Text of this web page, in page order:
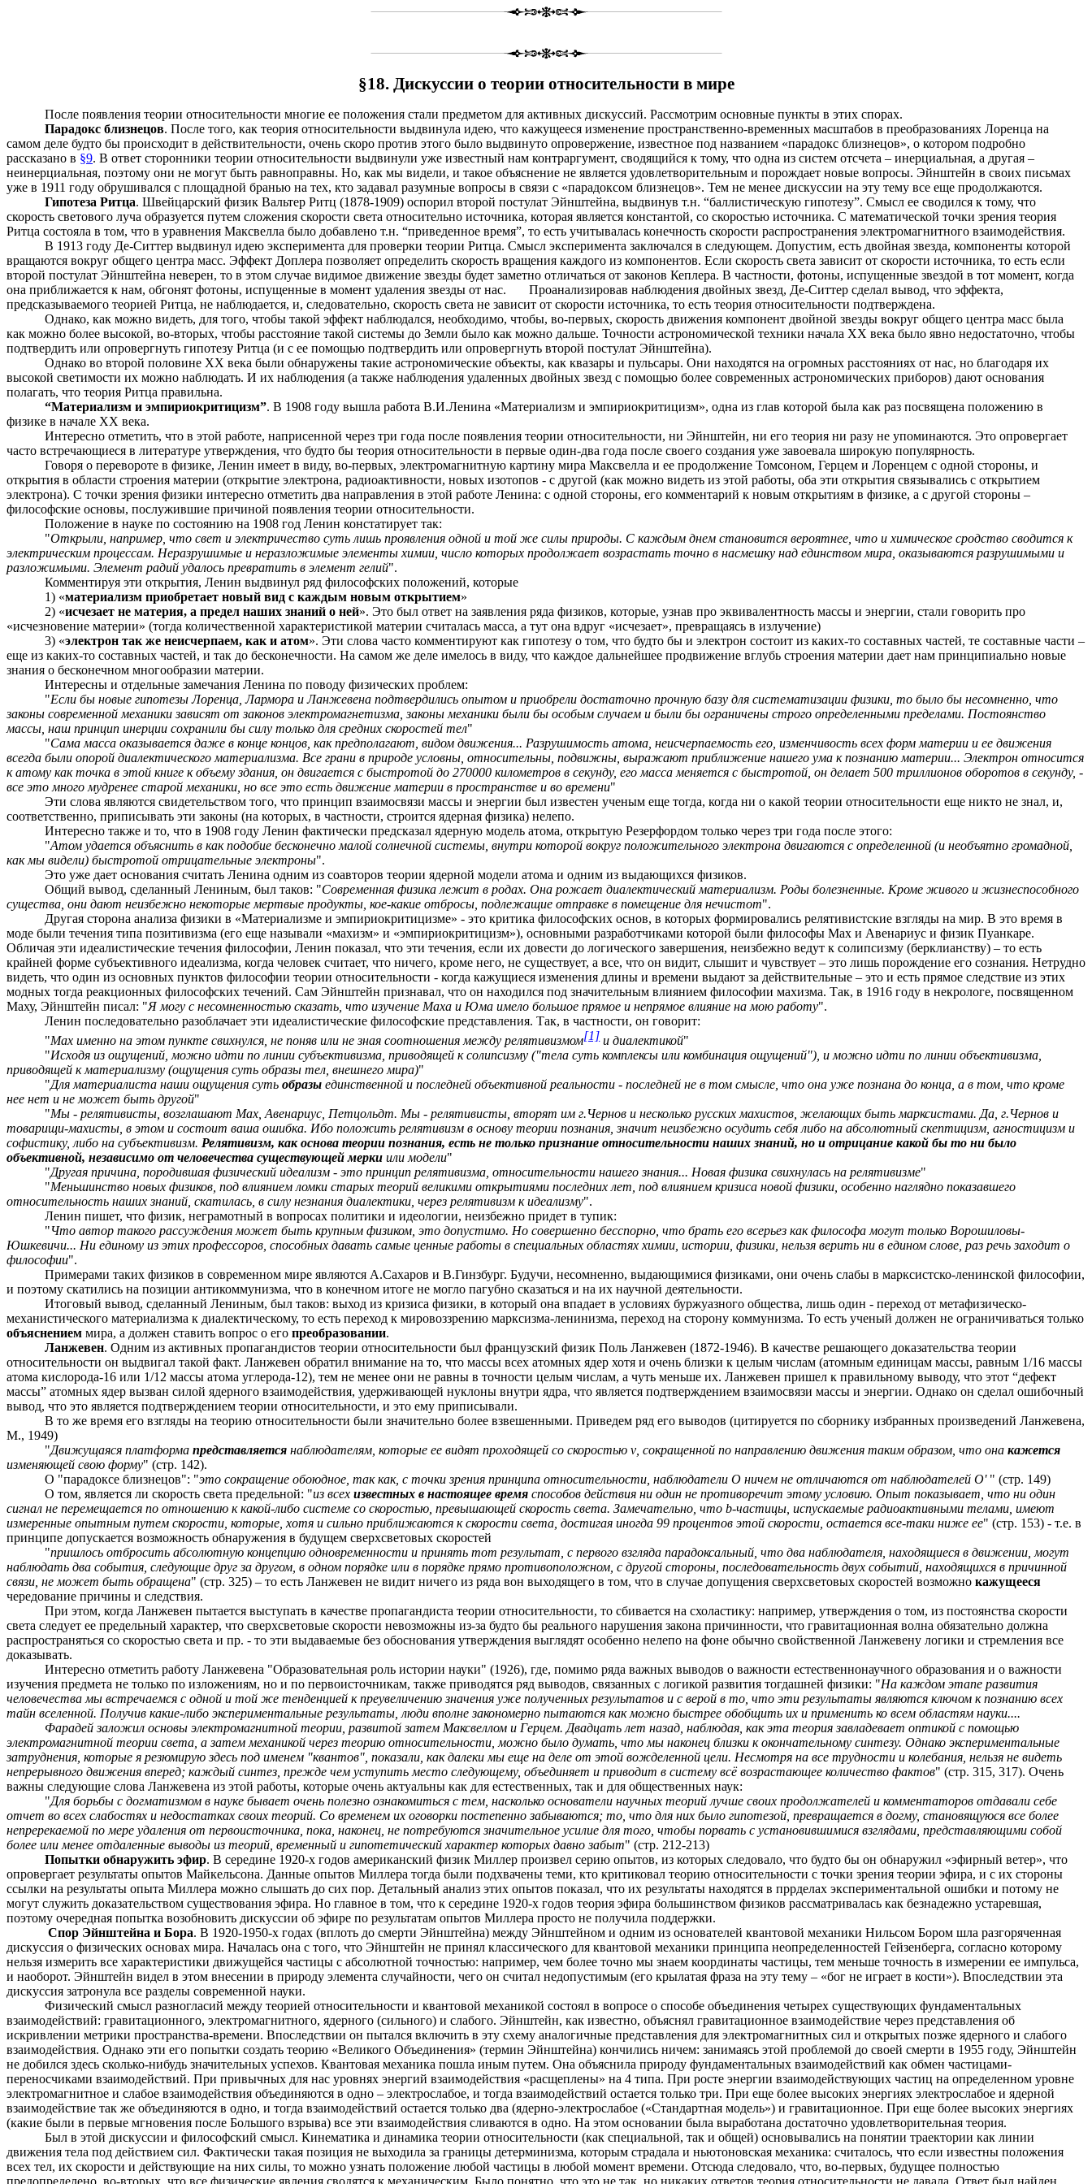
§18. Дискуссии о теории относительности в мире
После появления теории относительности многие ее положения стали предметом для активных дискуссий. Рассмотрим основные пункты в этих спорах.
Парадокс близнецов. После того, как теория относительности выдвинула идею, что кажущееся изменение пространственно-временных масштабов в преобразованиях Лоренца на
самом деле будто бы происходит в действительности, очень скоро против этого было выдвинуто опровержение, известное под названием «парадокс близнецов», о котором подробно
рассказано в §9. В ответ сторонники теории относительности выдвинули уже известный нам контраргумент, сводящийся к тому, что одна из систем отсчета – инерциальная, а другая –
неинерциальная, поэтому они не могут быть равноправны. Но, как мы видели, и такое объяснение не является удовлетворительным и порождает новые вопросы. Эйнштейн в своих письмах
уже в 1911 году обрушивался с площадной бранью на тех, кто задавал разумные вопросы в связи с «парадоксом близнецов». Тем не менее дискуссии на эту тему все еще продолжаются.
Гипотеза Ритца. Швейцарский физик Вальтер Ритц (1878-1909) оспорил второй постулат Эйнштейна, выдвинув т.н. “баллистическую гипотезу”. Смысл ее сводился к тому, что
скорость светового луча образуется путем сложения скорости света относительно источника, которая является константой, со скоростью источника. С математической точки зрения теория
Ритца состояла в том, что в уравнения Максвелла было добавлено т.н. “приведенное время”, то есть учитывалась конечность скорости распространения электромагнитного взаимодействия.
В 1913 году Де-Ситтер выдвинул идею эксперимента для проверки теории Ритца. Смысл эксперимента заключался в следующем. Допустим, есть двойная звезда, компоненты которой
вращаются вокруг общего центра масс. Эффект Доплера позволяет определить скорость вращения каждого из компонентов. Если скорость света зависит от скорости источника, то есть если
второй постулат Эйнштейна неверен, то в этом случае видимое движение звезды будет заметно отличаться от законов Кеплера. В частности, фотоны, испущенные звездой в тот момент, когда
она приближается к нам, обгонят фотоны, испущенные в момент удаления звезды от нас.
Проанализировав наблюдения двойных звезд, Де-Ситтер сделал вывод, что эффекта,
предсказываемого теорией Ритца, не наблюдается, и, следовательно, скорость света не зависит от скорости источника, то есть теория относительности подтверждена.
Однако, как можно видеть, для того, чтобы такой эффект наблюдался, необходимо, чтобы, во-первых, скорость движения компонент двойной звезды вокруг общего центра масс была
как можно более высокой, во-вторых, чтобы расстояние такой системы до Земли было как можно дальше. Точности астрономической техники начала ХХ века было явно недостаточно, чтобы
подтвердить или опровергнуть гипотезу Ритца (и с ее помощью подтвердить или опровергнуть второй постулат Эйнштейна).
Однако во второй половине ХХ века были обнаружены такие астрономические объекты, как квазары и пульсары. Они находятся на огромных расстояниях от нас, но благодаря их
высокой светимости их можно наблюдать. И их наблюдения (а также наблюдения удаленных двойных звезд с помощью более современных астрономических приборов) дают основания
полагать, что теория Ритца правильна.
“Материализм и эмпириокритицизм”. В 1908 году вышла работа В.И.Ленина «Материализм и эмпириокритицизм», одна из глав которой была как раз посвящена положению в
физике в начале ХХ века.
Интересно отметить, что в этой работе, наприсенной через три года после появления теории относительности, ни Эйнштейн, ни его теория ни разу не упоминаются. Это опровергает
часто встречающиеся в литературе утверждения, что будто бы теория относительности в первые один-два года после своего создания уже завоевала широкую популярность.
Говоря о перевороте в физике, Ленин имеет в виду, во-первых, электромагнитную картину мира Максвелла и ее продолжение Томсоном, Герцем и Лоренцем с одной стороны, и
открытия в области строения материи (открытие электрона, радиоактивности, новых изотопов - с другой (как можно видеть из этой работы, оба эти открытия связывались с открытием
электрона). С точки зрения физики интересно отметить два направления в этой работе Ленина: с одной стороны, его комментарий к новым открытиям в физике, а с другой стороны –
философские основы, послужившие причиной появления теории относительности.
Положение в науке по состоянию на 1908 год Ленин констатирует так:
"Открыли, например, что свет и электричество суть лишь проявления одной и той же силы природы. С каждым днем становится вероятнее, что и химическое сродство сводится к
электрическим процессам. Неразрушимые и неразложимые элементы химии, число которых продолжает возрастать точно в насмешку над единством мира, оказываются разрушимыми и
разложимыми. Элемент радий удалось превратить в элемент гелий".
Комментируя эти открытия, Ленин выдвинул ряд философских положений, которые
1) «материализм приобретает новый вид с каждым новым открытием»
2) «исчезает не материя, а предел наших знаний о ней». Это был ответ на заявления ряда физиков, которые, узнав про эквивалентность массы и энергии, стали говорить про
«исчезновение материи» (тогда количественной характеристикой материи считалась масса, а тут она вдруг «исчезает», превращаясь в излучение)
3) «электрон так же неисчерпаем, как и атом». Эти слова часто комментируют как гипотезу о том, что будто бы и электрон состоит из каких-то составных частей, те составные части –
еще из каких-то составных частей, и так до бесконечности. На самом же деле имелось в виду, что каждое дальнейшее продвижение вглубь строения материи дает нам принципиально новые
знания о бесконечном многообразии материи.
Интересны и отдельные замечания Ленина по поводу физических проблем:
"Если бы новые гипотезы Лоренца, Лармора и Ланжевена подтвердились опытом и приобрели достаточно прочную базу для систематизации физики, то было бы несомненно, что
законы современной механики зависят от законов электромагнетизма, законы механики были бы особым случаем и были бы ограничены строго определенными пределами. Постоянство
массы, наш принцип инерции сохранили бы силу только для средних скоростей тел"
"Сама масса оказывается даже в конце концов, как предполагают, видом движения... Разрушимость атома, неисчерпаемость его, изменчивость всех форм материи и ее движения
всегда были опорой диалектического материализма. Все грани в природе условны, относительны, подвижны, выражают приближение нашего ума к познанию материи... Электрон относится
к атому как точка в этой книге к объему здания, он двигается с быстротой до 270000 километров в секунду, его масса меняется с быстротой, он делает 500 триллионов оборотов в секунду, -
все это много мудренее старой механики, но все это есть движение материи в пространстве и во времени"
Эти слова являются свидетельством того, что принцип взаимосвязи массы и энергии был известен ученым еще тогда, когда ни о какой теории относительности еще никто не знал, и,
соответственно, приписывать эти законы (на которых, в частности, строится ядерная физика) нелепо.
Интересно также и то, что в 1908 году Ленин фактически предсказал ядерную модель атома, открытую Резерфордом только через три года после этого:
"Атом удается объяснить в как подобие бесконечно малой солнечной системы, внутри которой вокруг положительного электрона двигаются с определенной (и необъятно громадной,
как мы видели) быстротой отрицательные электроны".
Это уже дает основания считать Ленина одним из соавторов теории ядерной модели атома и одним из выдающихся физиков.
Общий вывод, сделанный Лениным, был таков: "Современная физика лежит в родах. Она рожает диалектический материализм. Роды болезненные. Кроме живого и жизнеспособного
существа, они дают неизбежно некоторые мертвые продукты, кое-какие отбросы, подлежащие отправке в помещение для нечистот".
Другая сторона анализа физики в «Материализме и эмпириокритицизме» - это критика философских основ, в которых формировались релятивистские взгляды на мир. В это время в
моде были течения типа позитивизма (его еще называли «махизм» и «эмпириокритицизм»), основными разработчиками которой были философы Мах и Авенариус и физик Пуанкаре.
Обличая эти идеалистические течения философии, Ленин показал, что эти течения, если их довести до логического завершения, неизбежно ведут к солипсизму (берклианству) – то есть
крайней форме субъективного идеализма, когда человек считает, что ничего, кроме него, не существует, а все, что он видит, слышит и чувствует – это лишь порождение его сознания. Нетрудно
видеть, что один из основных пунктов философии теории относительности - когда кажущиеся изменения длины и времени выдают за действительные – это и есть прямое следствие из этих
модных тогда реакционных философских течений. Сам Эйнштейн признавал, что он находился под значительным влиянием философии махизма. Так, в 1916 году в некрологе, посвященном
Маху, Эйнштейн писал: "Я могу с несомненностью сказать, что изучение Маха и Юма имело большое прямое и непрямое влияние на мою работу".
Ленин последовательно разоблачает эти идеалистические философские представления. Так, в частности, он говорит:
"Мах именно на этом пункте свихнулся, не поняв или не зная соотношения между релятивизмом[1]и диалектикой"
"Исходя из ощущений, можно идти по линии субъективизма, приводящей к солипсизму ("тела суть комплексы или комбинация ощущений"), и можно идти по линии объективизма,
приводящей к материализму (ощущения суть образы тел, внешнего мира)"
"Для материалиста наши ощущения сутьобразы единственной и последней объективной реальности - последней не в том смысле, что она уже познана до конца, а в том, что кроме
нее нет и не может быть другой"
"Мы - релятивисты, возглашают Мах, Авенариус, Петцольдт. Мы - релятивисты, вторят им г.Чернов и несколько русских махистов, желающих быть марксистами. Да, г.Чернов и
товарищи-махисты, в этом и состоит ваша ошибка. Ибо положить релятивизм в основу теории познания, значит неизбежно осудить себя либо на абсолютный скептицизм, агностицизм и
софистику, либо на субъективизм. Релятивизм, как основа теории познания, есть не только признание относительности наших знаний, но и отрицание какой бы то ни было
объективной, независимо от человечества существующей мерки или модели"
"Другая причина, породившая физический идеализм - это принцип релятивизма, относительности нашего знания... Новая физика свихнулась на релятивизме"
"Меньшинство новых физиков, под влиянием ломки старых теорий великими открытиями последних лет, под влиянием кризиса новой физики, особенно наглядно показавшего
относительность наших знаний, скатилась, в силу незнания диалектики, через релятивизм к идеализму".
Ленин пишет, что физик, неграмотный в вопросах политики и идеологии, неизбежно придет в тупик:
"Что автор такого рассуждения может быть крупным физиком, это допустимо. Но совершенно бесспорно, что брать его всерьез как философа могут только Ворошиловы-
Юшкевичи... Ни единому из этих профессоров, способных давать самые ценные работы в специальных областях химии, истории, физики, нельзя верить ни в едином слове, раз речь заходит о
философии".
Примерами таких физиков в современном мире являются А.Сахаров и В.Гинзбург. Будучи, несомненно, выдающимися физиками, они очень слабы в марксистско-ленинской философии,
и поэтому скатились на позиции антикоммунизма, что в конечном итоге не могло пагубно сказаться и на их научной деятельности.
Итоговый вывод, сделанный Лениным, был таков: выход из кризиса физики, в который она впадает в условиях буржуазного общества, лишь один - переход от метафизическо-
механистического материализма к диалектическому, то есть переход к мировоззрению марксизма-ленинизма, переход на сторону коммунизма. То есть ученый должен не ограничиваться только
объяснением мира, а должен ставить вопрос о его преобразовании.
Ланжевен. Одним из активных пропагандистов теории относительности был французский физик Поль Ланжевен (1872-1946). В качестве решающего доказательства теории
относительности он выдвигал такой факт. Ланжевен обратил внимание на то, что массы всех атомных ядер хотя и очень близки к целым числам (атомным единицам массы, равным 1/16 массы
атома кислорода-16 или 1/12 массы атома углерода-12), тем не менее они не равны в точности целым числам, а чуть меньше их. Ланжевен пришел к правильному выводу, что этот “дефект
массы” атомных ядер вызван силой ядерного взаимодействия, удерживающей нуклоны внутри ядра, что является подтверждением взаимосвязи массы и энергии. Однако он сделал ошибочный
вывод, что это является подтверждением теории относительности, и это ему приписывали.
В то же время его взгляды на теорию относительности были значительно более взвешенными. Приведем ряд его выводов (цитируется по сборнику избранных произведений Ланжевена,
М., 1949)
"Движущаяся платформапредставляется наблюдателям, которые ее видят проходящей со скоростьюv , сокращенной по направлению движения таким образом, что онакажется
изменяющей свою форму" (стр. 142).
О "парадоксе близнецов": "это сокращение обоюдное, так как, с точки зрения принципа относительности, наблюдатели О ничем не отличаются от наблюдателей О' " (стр. 149)
О том, является ли скорость света предельной: "из всехизвестных в настоящее время способов действия ни один не противоречит этому условию. Опыт показывает, что ни один
сигнал не перемещается по отношению к какой-либо системе со скоростью, превышающей скорость света. Замечательно, что b-частицы, испускаемые радиоактивными телами, имеют
измеренные опытным путем скорости, которые, хотя и сильно приближаются к скорости света, достигая иногда 99 процентов этой скорости, остается все-таки ниже ее" (стр. 153) - т.е. в
принципе допускается возможность обнаружения в будущем сверхсветовых скоростей
"пришлось отбросить абсолютную концепцию одновременности и принять тот результат, с первого взгляда парадоксальный, что два наблюдателя, находящиеся в движении, могут
наблюдать два события, следующие друг за другом, в одном порядке или в порядке прямо противоположном, с другой стороны, последовательность двух событий, находящихся в причинной
связи, не может быть обращена" (стр. 325) – то есть Ланжевен не видит ничего из ряда вон выходящего в том, что в случае допущения сверхсветовых скоростей возможно кажущееся
чередование причины и следствия.
При этом, когда Ланжевен пытается выступать в качестве пропагандиста теории относительности, то сбивается на схоластику: например, утверждения о том, из постоянства скорости
света следует ее предельный характер, что сверхсветовые скорости невозможны из-за будто бы реального нарушения закона причинности, что гравитационная волна обязательно должна
распространяться со скоростью света и пр. - то эти выдаваемые без обоснования утверждения выглядят особенно нелепо на фоне обычно свойственной Ланжевену логики и стремления все
доказывать.
Интересно отметить работу Ланжевена "Образовательная роль истории науки" (1926), где, помимо ряда важных выводов о важности естественнонаучного образования и о важности
изучения предмета не только по изложениям, но и по первоисточникам, также приводятся ряд выводов, связанных с логикой развития тогдашней физики: "На каждом этапе развития
человечества мы встречаемся с одной и той же тенденцией к преувеличению значения уже полученных результатов и с верой в то, что эти результаты являются ключом к познанию всех
тайн вселенной. Получив какие-либо экспериментальные результаты, люди вполне закономерно пытаются как можно быстрее обобщить их и применить ко всем областям науки....
Фарадей заложил основы электромагнитной теории, развитой затем Максвеллом и Герцем. Двадцать лет назад, наблюдая, как эта теория завладевает оптикой с помощью
электромагнитной теории света, а затем механикой через теорию относительности, можно было думать, что мы наконец близки к окончательному синтезу. Однако экспериментальные
затруднения, которые я резюмирую здесь под именем "квантов", показали, как далеки мы еще на деле от этой вожделенной цели. Несмотря на все трудности и колебания, нельзя не видеть
непрерывного движения вперед; каждый синтез, прежде чем уступить место следующему, объединяет и приводит в систему всё возрастающее количество фактов" (стр. 315, 317). Очень
важны следующие слова Ланжевена из этой работы, которые очень актуальны как для естественных, так и для общественных наук:
"Для борьбы с догматизмом в науке бывает очень полезно ознакомиться с тем, насколько основатели научных теорий лучше своих продолжателей и комментаторов отдавали себе
отчет во всех слабостях и недостатках своих теорий. Со временем их оговорки постепенно забываются; то, что для них было гипотезой, превращается в догму, становящуюся все более
непререкаемой по мере удаления от первоисточника, пока, наконец, не потребуются значительное усилие для того, чтобы порвать с установившимися взглядами, представляющими собой
более или менее отдаленные выводы из теорий, временный и гипотетический характер которых давно забыт" (стр. 212-213)
Попытки обнаружить эфир. В середине 1920-х годов американский физик Миллер произвел серию опытов, из которых следовало, что будто бы он обнаружил «эфирный ветер», что
опровергает результаты опытов Майкельсона. Данные опытов Миллера тогда были подхвачены теми, кто критиковал теорию относительности с точки зрения теории эфира, и с их стороны
ссылки на результаты опыта Миллера можно слышать до сих пор. Детальный анализ этих опытов показал, что их результаты находятся в пррделах экспериментальной ошибки и потому не
могут служить доказательством существования эфира. Но главное в том, что к середине 1920-х годов теория эфира большинством физиков рассматривалась как безнадежно устаревшая,
поэтому очередная попытка возобновить дискуссии об эфире по результатам опытов Миллера просто не получила поддержки.
Спор Эйнштейна и Бора. В 1920-1950-х годах (вплоть до смерти Эйнштейна) между Эйнштейном и одним из основателей квантовой механики Нильсом Бором шла разгоряченная
дискуссия о физических основах мира. Началась она с того, что Эйнштейн не принял классического для квантовой механики принципа неопределенностей Гейзенберга, согласно которому
нельзя измерить все характеристики движущейся частицы с абсолютной точностью: например, чем более точно мы знаем координаты частицы, тем меньше точность в измерении ее импульса,
и наоборот. Эйнштейн видел в этом внесении в природу элемента случайности, чего он считал недопустимым (его крылатая фраза на эту тему – «бог не играет в кости»). Впоследствии эта
дискуссия затронула все разделы современной науки.
Физический смысл разногласий между теорией относительности и квантовой механикой состоял в вопросе о способе объединения четырех существующих фундаментальных
взаимодействий: гравитационного, электромагнитного, ядерного (сильного) и слабого. Эйнштейн, как известно, объяснял гравитационное взаимодействие через представления об
искривлении метрики пространства-времени. Впоследствии он пытался включить в эту схему аналогичные представления для электромагнитных сил и открытых позже ядерного и слабого
взаимодействия. Однако эти его попытки создать теорию «Великого Объединения» (термин Эйнштейна) кончились ничем: занимаясь этой проблемой до своей смерти в 1955 году, Эйнштейн
не добился здесь сколько-нибудь значительных успехов. Квантовая механика пошла иным путем. Она объяснила природу фундаментальных взаимодействий как обмен частицами-
переносчиками взаимодействий. При привычных для нас уровнях энергий взаимодействия «расщеплены» на 4 типа. При росте энергии взаимодействующих частиц на определенном уровне
электромагнитное и слабое взаимодействия объединяются в одно – электрослабое, и тогда взаимодействий остается только три. При еще более высоких энергиях электрослабое и ядерной
взаимодействие так же объединяются в одно, и тогда взаимодействий остается только два (ядерно-электрослабое («Стандартная модель») и гравитационное. При еще более высоких энергиях
(какие были в первые мгновения после Большого взрыва) все эти взаимодействия сливаются в одно. На этом основании была выработана достаточно удовлетворительная теория.
Был в этой дискуссии и философский смысл. Кинематика и динамика теории относительности (как специальной, так и общей) основывались на понятии траектории как линии
движения тела под действием сил. Фактически такая позиция не выходила за границы детерминизма, которым страдала и ньютоновская механика: считалось, что если известны положения
всех тел, их скорости и действующие на них силы, то можно узнать положение любой частицы в любой момент времени. Отсюда следовало, что, во-первых, будущее полностью